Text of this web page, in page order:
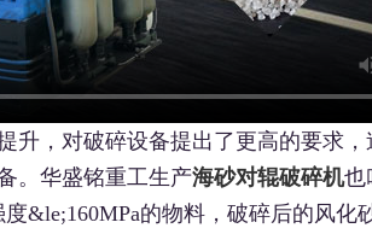
升，对破碎设备提出了更高的要求
。华盛铭重工生产海砂对辊破碎机也
&le;160MPa的物料，破碎后的风化